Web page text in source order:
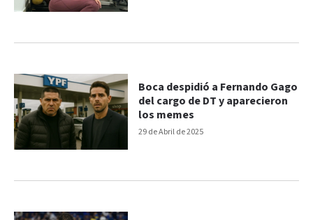
29 de Abril de 2025
Boca despidió a Fernando Gago
del cargo de DT y aparecieron
los memes